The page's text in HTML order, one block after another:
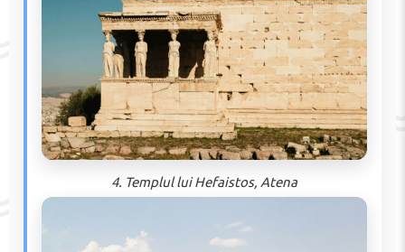
4. Templul lui Hefaistos, Atena